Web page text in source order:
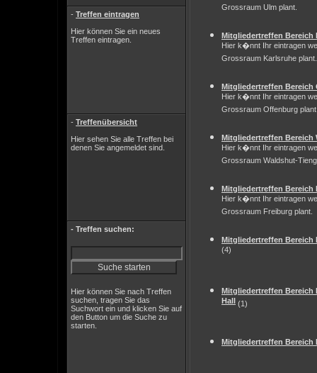
Grossraum Ulm plant.
Mitgliedertreffen Bereich
Hier k�nnt Ihr eintragen
Grossraum Karlsruhe plant.
Mitgliedertreffen Bereich
Hier k�nnt Ihr eintragen
Grossraum Offenburg
Mitgliedertreffen Bereich
Hier k�nnt Ihr eintragen
Grossraum Waldshut-
Mitgliedertreffen Bereich
Hier k�nnt Ihr eintragen
Grossraum Freiburg plant.
Mitgliedertreffen Bereich
(4)
Mitgliedertreffen
Hall (1)
Mitgliedertreffen Bereich
- Treffen eintragen
Hier können Sie ein neues
Treffen eintragen.
- Treffenübersicht
Hier sehen Sie alle Treffen bei
denen Sie angemeldet sind.
- Treffen suchen:
Hier können Sie nach Treffen
suchen, tragen Sie das
Suchwort ein und klicken Sie auf
den Button um die Suche zu
starten.